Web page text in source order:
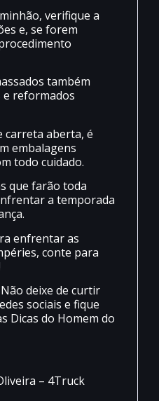
verifique a
e, se forem
também
e reformados
carreta aberta, é
embalagens
todo cuidado.
que farão toda
a temporada
enfrentar as
conte para
deixe de curtir
sociais e fique
Dicas do Homem do
– 4Truck